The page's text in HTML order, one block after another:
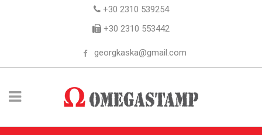
+30 2310 539254
+30 2310 553442
georgkaska@gmail.com